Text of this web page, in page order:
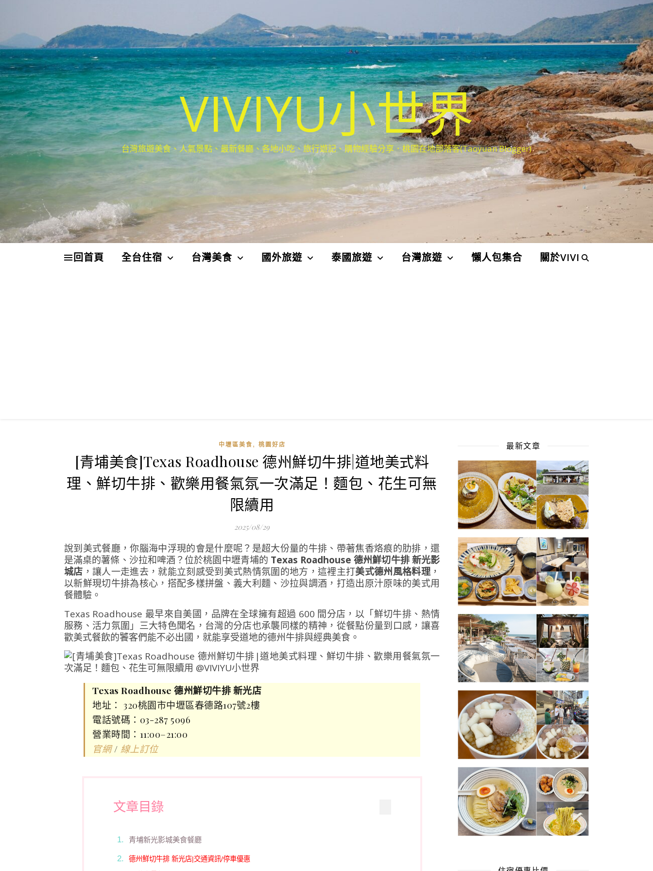
VIVIYU小世界
台灣旅遊美食、人氣景點、最新餐廳、各地小吃、旅行遊記、購物經驗分享．桃園在地部落客(Taoyuan Blogger)
回首頁 全台住宿 台灣美食 國外旅遊 泰國旅遊 台灣旅遊 懶人包集合 關於VIVI
中壢區美食 , 桃園好店
[青埔美食]Texas Roadhouse 德州鮮切牛排|道地美式料
理、鮮切牛排、歡樂用餐氣氛一次滿足！麵包、花生可無
限續用
2025/08/29
說到美式餐廳，你腦海中浮現的會是什麼呢？是超大份量的牛排、帶著焦香烙痕的肋排，還
是滿桌的薯條、沙拉和啤酒？位於桃園中壢青埔的 Texas Roadhouse 德州鮮切牛排 新光影
城店 ，讓人一走進去，就能立刻感受到美式熱情氛圍的地方，這裡主打美式德州風格料理，
以新鮮現切牛排為核心，搭配多樣拼盤、義大利麵、沙拉與調酒，打造出原汁原味的美式用
餐體驗。
Texas Roadhouse 最早來自美國，品牌在全球擁有超過 600 間分店，以「鮮切牛排、熱情
服務、活力氛圍」三大特色聞名，台灣的分店也承襲同樣的精神，從餐點份量到口感，讓喜
歡美式餐飲的饕客們能不必出國，就能享受道地的德州牛排與經典美食。
Texas Roadhouse 德州鮮切牛排 新光店
地址： 320桃園市中壢區春德路107號2樓
電話號碼：03-287 5096
營業時間：11:00–21:00
官網/ 線上訂位
文章目錄
青埔新光影城美食餐廳
德州鮮切牛排 新光店|交通資訊/停車優惠
最新文章